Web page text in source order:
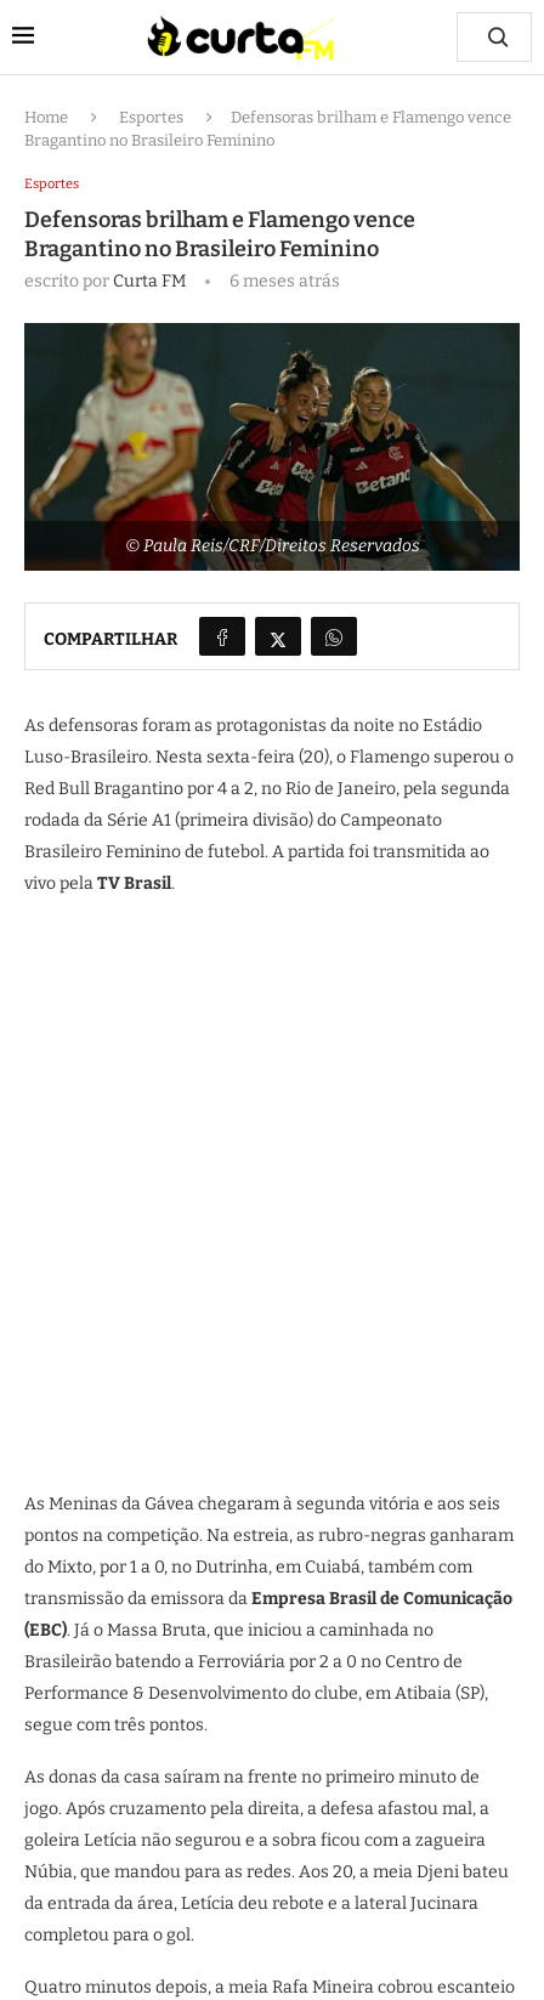
Home Esportes
Defensoras brilham e Flamengo vence
Bragantino no Brasileiro Feminino
Esportes
Defensoras brilham e Flamengo vence
Bragantino no Brasileiro Feminino
escrito porCurta FM 6 meses atrás
© Paula Reis/CRF/Direitos Reservados
COMPARTILHAR
As defensoras foram as protagonistas da noite no Estádio
Luso-Brasileiro. Nesta sexta-feira (20), o Flamengo superou o
Red Bull Bragantino por 4 a 2, no Rio de Janeiro, pela segunda
rodada da Série A1 (primeira divisão) do Campeonato
Brasileiro Feminino de futebol. A partida foi transmitida ao
vivo pelaTV Brasil.
As Meninas da Gávea chegaram à segunda vitória e aos seis
pontos na competição. Na estreia, as rubro-negras ganharam
do Mixto, por 1 a 0, no Dutrinha, em Cuiabá, também com
transmissão da emissora daEmpresa Brasil de Comunicação
(EBC). Já o Massa Bruta, que iniciou a caminhada no
Brasileirão batendo a Ferroviária por 2 a 0 no Centro de
Performance & Desenvolvimento do clube, em Atibaia (SP),
segue com três pontos.
As donas da casa saíram na frente no primeiro minuto de
jogo. Após cruzamento pela direita, a defesa afastou mal, a
goleira Letícia não segurou e a sobra ficou com a zagueira
Núbia, que mandou para as redes. Aos 20, a meia Djeni bateu
da entrada da área, Letícia deu rebote e a lateral Jucinara
completou para o gol.
Quatro minutos depois, a meia Rafa Mineira cobrou escanteio